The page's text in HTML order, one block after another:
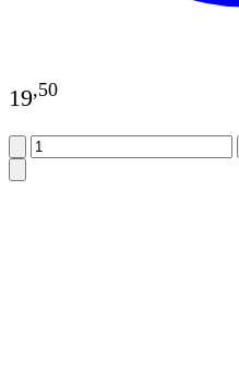
19,50